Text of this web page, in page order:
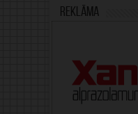
Reklāma